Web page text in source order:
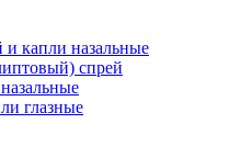
и капли назальные
спрей
глазные